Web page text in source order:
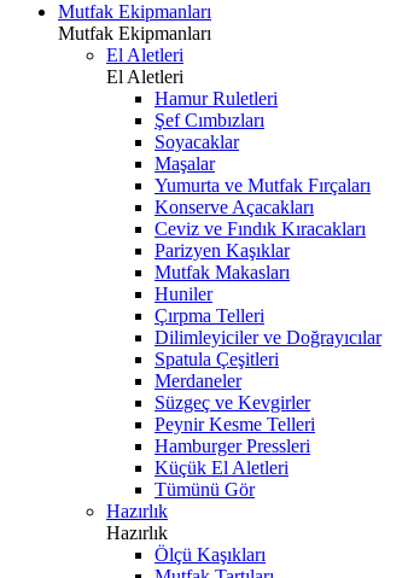
Mutfak Ekipmanları
Mutfak Ekipmanları
El Aletleri
El Aletleri
Hamur Ruletleri
Şef Cımbızları
Soyacaklar
Maşalar
Yumurta ve Mutfak Fırçaları
Konserve Açacakları
Ceviz ve Fındık Kıracakları
Parizyen Kaşıklar
Mutfak Makasları
Huniler
Çırpma Telleri
Dilimleyiciler ve Doğrayıcılar
Spatula Çeşitleri
Merdaneler
Süzgeç ve Kevgirler
Peynir Kesme Telleri
Hamburger Pressleri
Küçük El Aletleri
Tümünü Gör
Hazırlık
Hazırlık
Ölçü Kaşıkları